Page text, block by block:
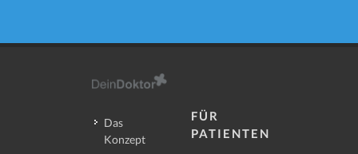
Das
Konzept
FÜR
PATIENTEN